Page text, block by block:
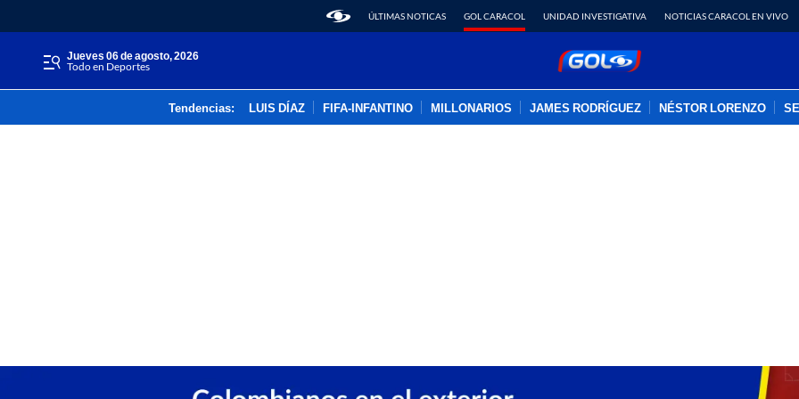
ÚLTIMAS NOTICAS GOL CARACOL UNIDAD INVESTIGATIVA NOTICIAS CARACOL EN VIVO
jueves 06 de agosto, 2026
Todo en Deportes
Tendencias: LUIS DÍAZ FIFA-INFANTINO MILLONARIOS JAMES RODRÍGUEZ NÉSTOR LORENZO